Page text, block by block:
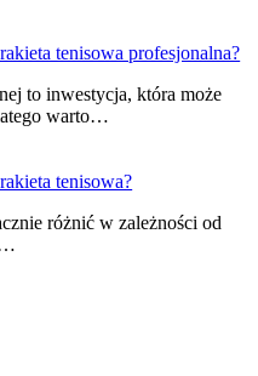
tenisowa profesjonalna?
to inwestycja, która może
warto…
tenisowa?
różnić w zależności od